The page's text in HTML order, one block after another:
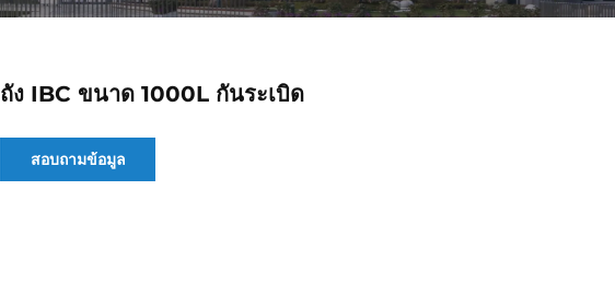
ถัง IBC ขนาด 1000L กันระเบิด
สอบถามข้อมูล